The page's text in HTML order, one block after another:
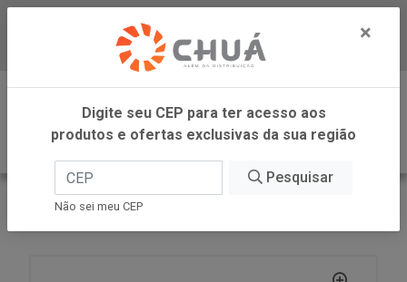
Baixe já nosso APP
0
INÍCIO
LINEA ALIMENTOS
×
Digite seu CEP para ter acesso aos
produtos e ofertas exclusivas da sua região
Pesquisar
Não sei meu CEP